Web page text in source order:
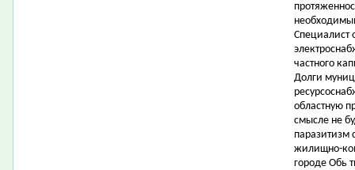
Специалист
частного
Долги
областную
смысле не
паразитизм
жилищно-
городе Обь